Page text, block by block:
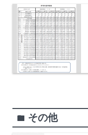
folder その他